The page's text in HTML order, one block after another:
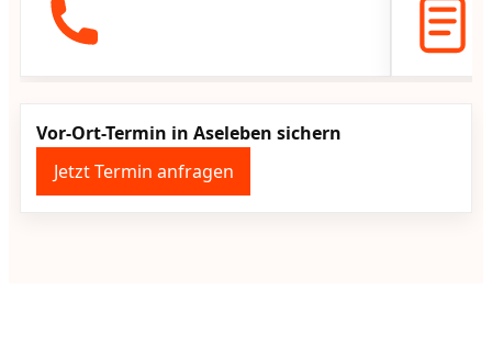
Vor-Ort-Termin in Aseleben sichern
Jetzt Termin anfragen